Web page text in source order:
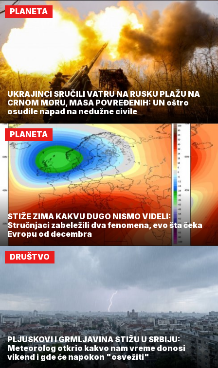
PLANETA
UKRAJINCI SRUČILI VATRU NA RUSKU PLAŽU NA
CRNOM MORU, MASA POVREĐENIH: UN oštro
osudile napad na nedužne civile
PLANETA
STIŽE ZIMA KAKVU DUGO NISMO VIDELI:
Stručnjaci zabeležili dva fenomena, evo šta čeka
Evropu od decembra
DRUŠTVO
PLJUSKOVI I GRMLJAVINA STIŽU U SRBIJU:
Meteorolog otkrio kakvo nam vreme donosi
vikend i gde će napokon "osvežiti"